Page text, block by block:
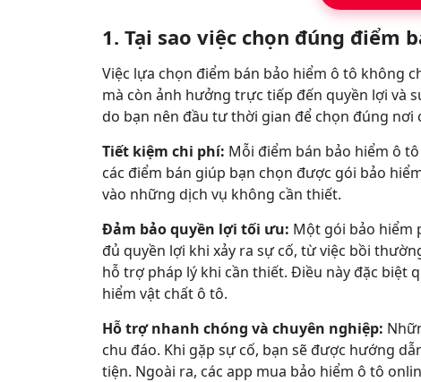
1. Tại sao việc chọn đúng điểm
Việc lựa chọn điểm bán bảo hiểm ô tô không
mà còn ảnh hưởng trực tiếp đến quyền lợi và
do bạn nên đầu tư thời gian để chọn đúng nơi
Tiết kiệm chi phí: Mỗi điểm bán bảo hiểm ô
các điểm bán giúp bạn chọn được gói bảo
vào những dịch vụ không cần thiết.
Đảm bảo quyền lợi tối ưu: Một gói bảo hiểm
đủ quyền lợi khi xảy ra sự cố, từ việc bồi
hỗ trợ pháp lý khi cần thiết. Điều này đặc biệt
hiểm vật chất ô tô.
Hỗ trợ nhanh chóng và chuyên nghiệp:
chu đáo. Khi gặp sự cố, bạn sẽ được hướng
tiện. Ngoài ra, các app mua bảo hiểm ô tô